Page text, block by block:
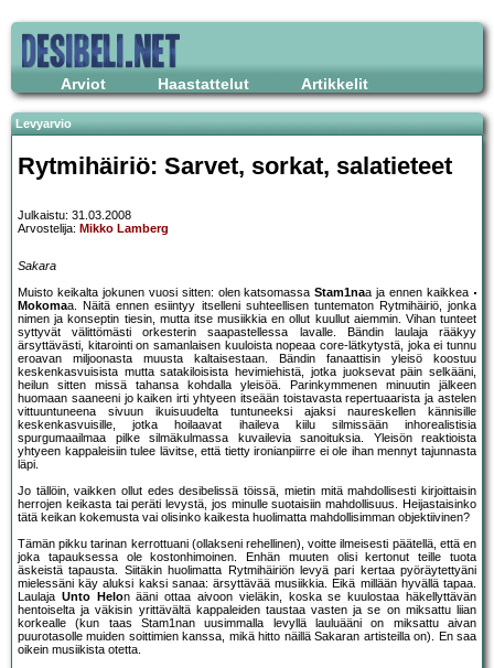
Arviot Haastattelut Artikkelit
Levyarvio
Rytmihäiriö: Sarvet, sorkat, salatieteet
Julkaistu: 31.03.2008
Arvostelija: Mikko Lamberg
Sakara
Muisto keikalta jokunen vuosi sitten: olen katsomassaStam1naa ja ennen kaikkea
Mokomaa. Näitä ennen esiintyy itselleni suhteellisen tuntematon Rytmihäiriö, jonka
nimen ja konseptin tiesin, mutta itse musiikkia en ollut kuullut aiemmin. Vihan tunteet
syttyvät välittömästi orkesterin saapastellessa lavalle. Bändin laulaja rääkyy
ärsyttävästi, kitarointi on samanlaisen kuuloista nopeaa core-lätkytystä, joka ei tunnu
eroavan miljoonasta muusta kaltaisestaan. Bändin fanaattisin yleisö koostuu
keskenkasvuisista mutta satakiloisista hevimiehistä, jotka juoksevat päin selkääni,
heilun sitten missä tahansa kohdalla yleisöä. Parinkymmenen minuutin jälkeen
huomaan saaneeni jo kaiken irti yhtyeen itseään toistavasta repertuaarista ja astelen
vittuuntuneena sivuun ikuisuudelta tuntuneeksi ajaksi naureskellen kännisille
keskenkasvuisille, jotka hoilaavat ihaileva kiilu silmissään inhorealistisia
spurgumaailmaa pilke silmäkulmassa kuvailevia sanoituksia. Yleisön reaktioista
yhtyeen kappaleisiin tulee lävitse, että tietty ironianpiirre ei ole ihan mennyt tajunnasta
läpi.
Jo tällöin, vaikken ollut edes desibelissä töissä, mietin mitä mahdollisesti kirjoittaisin
herrojen keikasta tai peräti levystä, jos minulle suotaisiin mahdollisuus. Heijastaisinko
tätä keikan kokemusta vai olisinko kaikesta huolimatta mahdollisimman objektiivinen?
Tämän pikku tarinan kerrottuani (ollakseni rehellinen), voitte ilmeisesti päätellä, että en
joka tapauksessa ole kostonhimoinen. Enhän muuten olisi kertonut teille tuota
äskeistä tapausta. Siitäkin huolimatta Rytmihäiriön levyä pari kertaa pyöräytettyäni
mielessäni käy aluksi kaksi sanaa: ärsyttävää musiikkia. Eikä millään hyvällä tapaa.
Laulaja Unto Helon ääni ottaa aivoon vieläkin, koska se kuulostaa häkellyttävän
hentoiselta ja väkisin yrittävältä kappaleiden taustaa vasten ja se on miksattu liian
korkealle (kun taas Stam1nan uusimmalla levyllä lauluääni on miksattu aivan
puurotasolle muiden soittimien kanssa, mikä hitto näillä Sakaran artisteilla on). En saa
oikein musiikista otetta.